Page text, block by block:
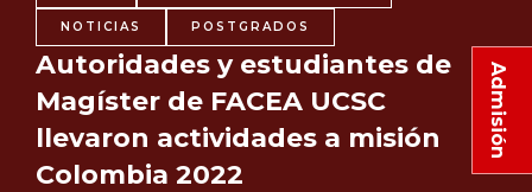
Admisión
NOTICIAS POSTGRADOS
Autoridades y estudiantes de
Magíster de FACEA UCSC
llevaron actividades a misión
Colombia 2022